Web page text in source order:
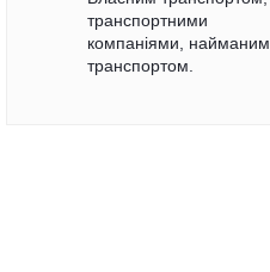
транспортними
компаніями, найманим
транспортом.